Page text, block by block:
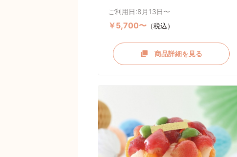
ご利用日:8月13日〜
￥5,700〜 （税込）
商品詳細を見る